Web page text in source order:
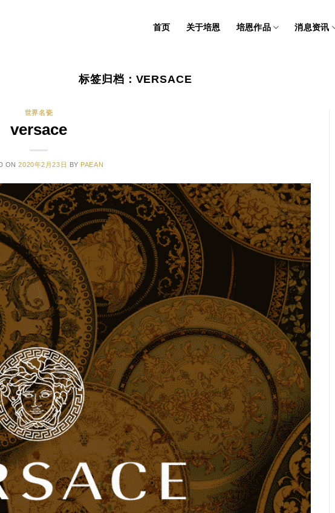
首页 关于培恩 培恩作品 消息资讯
标签归档： VERSACE
世界名瓷
versace
ON2020年2月23日 BY PAEAN